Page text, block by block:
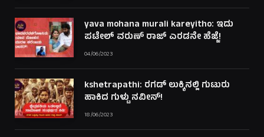
yava mohana murali kareyitho: ಇದು
ಪಟೇಲ್ ವರುಣ್ ರಾಜ್ ಎರಡನೇ ಹೆಜ್ಜೆ!
04/06/2023
kshetrapathi: ರಗಡ್ ಲುಕ್ಕಿನಲ್ಲಿ ಗುಟುರು
ಹಾಕಿದ ಗುಳ್ಟು ನವೀನ್!
18/06/2023